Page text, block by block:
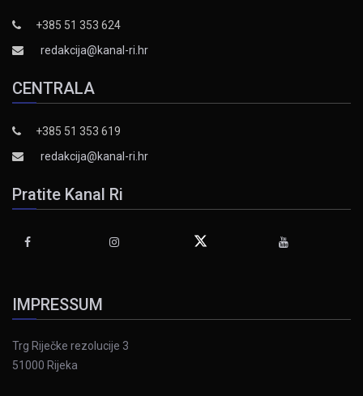
+385 51 353 624
redakcija@kanal-ri.hr
CENTRALA
+385 51 353 619
redakcija@kanal-ri.hr
Pratite Kanal Ri
IMPRESSUM
Trg Riječke rezolucije 3
51000 Rijeka